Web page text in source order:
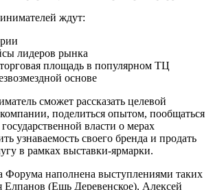
ждут:
лидеров рынка
площадь в популярном ТЦ
основе
сможет рассказать целевой
поделиться опытом, пообщаться
власти о мерах
узнаваемость своего бренда и продать
в рамках выставки-ярмарки.
Форума наполнена выступлениями таких
Елпанов (Ешь Деревенское), Алексей